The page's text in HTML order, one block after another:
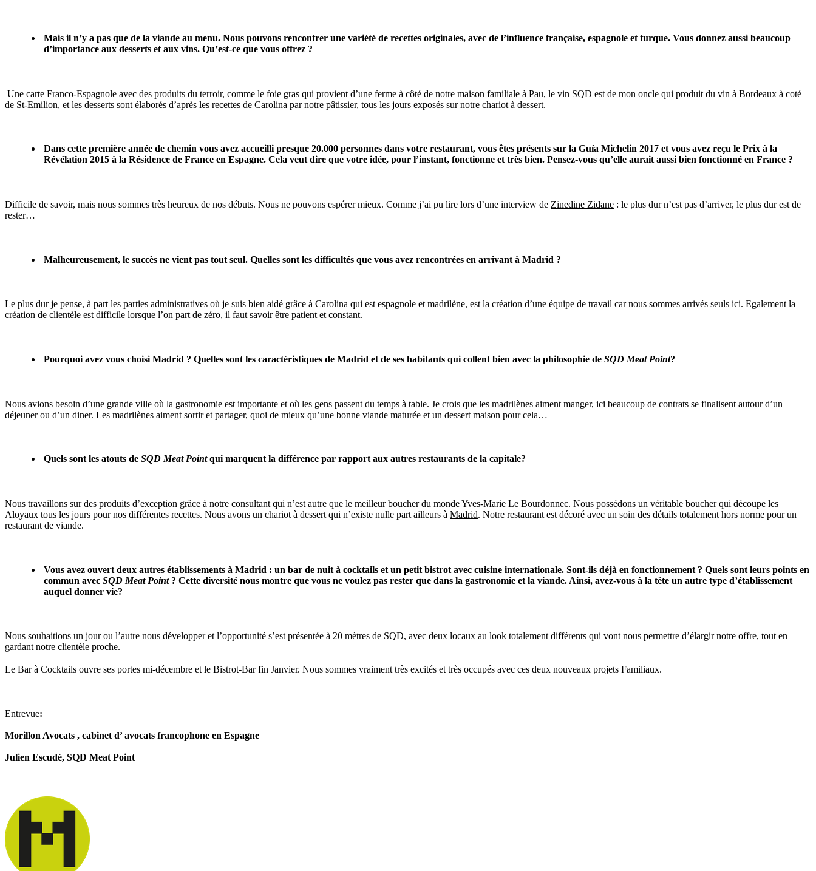
Mais il n’y a pas que de la viande au menu. Nous pouvons rencontrer une variété de recettes originales, avec de l’influence française, espagnole et turque. Vous donnez aussi beaucoup
d’importance aux desserts et aux vins. Qu’est-ce que vous offrez ?
Une carte Franco-Espagnole avec des produits du terroir, comme le foie gras qui provient d’une ferme à côté de notre maison familiale à Pau, le vin SQD est de mon oncle qui produit du vin à Bordeaux à coté
de St-Emilion, et les desserts sont élaborés d’après les recettes de Carolina par notre pâtissier, tous les jours exposés sur notre chariot à dessert.
Dans cette première année de chemin vous avez accueilli presque 20.000 personnes dans votre restaurant, vous êtes présents sur la Guía Michelin 2017 et vous avez reçu le Prix à la
Révélation 2015 à la Résidence de France en Espagne. Cela veut dire que votre idée, pour l’instant, fonctionne et très bien. Pensez-vous qu’elle aurait aussi bien fonctionné en France ?
Difficile de savoir, mais nous sommes très heureux de nos débuts. Nous ne pouvons espérer mieux. Comme j’ai pu lire lors d’une interview de Zinedine Zidane : le plus dur n’est pas d’arriver, le plus dur est de
rester…
Malheureusement, le succès ne vient pas tout seul. Quelles sont les difficultés que vous avez rencontrées en arrivant à Madrid ?
Le plus dur je pense, à part les parties administratives où je suis bien aidé grâce à Carolina qui est espagnole et madrilène, est la création d’une équipe de travail car nous sommes arrivés seuls ici. Egalement la
création de clientèle est difficile lorsque l’on part de zéro, il faut savoir être patient et constant.
Pourquoi avez vous choisi Madrid ? Quelles sont les caractéristiques de Madrid et de ses habitants qui collent bien avec la philosophie de SQD Meat Point?
Nous avions besoin d’une grande ville où la gastronomie est importante et où les gens passent du temps à table. Je crois que les madrilènes aiment manger, ici beaucoup de contrats se finalisent autour d’un
déjeuner ou d’un diner. Les madrilènes aiment sortir et partager, quoi de mieux qu’une bonne viande maturée et un dessert maison pour cela…
Quels sont les atouts de SQD Meat Pointqui marquent la différence par rapport aux autres restaurants de la capitale?
Nous travaillons sur des produits d’exception grâce à notre consultant qui n’est autre que le meilleur boucher du monde Yves-Marie Le Bourdonnec. Nous possédons un véritable boucher qui découpe les
Aloyaux tous les jours pour nos différentes recettes. Nous avons un chariot à dessert qui n’existe nulle part ailleurs à Madrid. Notre restaurant est décoré avec un soin des détails totalement hors norme pour un
restaurant de viande.
Vous avez ouvert deux autres établissements à Madrid : un bar de nuit à cocktails et un petit bistrot avec cuisine internationale. Sont-ils déjà en fonctionnement ? Quels sont leurs points en
commun avec SQD Meat Point ? Cette diversité nous montre que vous ne voulez pas rester que dans la gastronomie et la viande. Ainsi, avez-vous à la tête un autre type d’établissement
auquel donner vie?
Nous souhaitions un jour ou l’autre nous développer et l’opportunité s’est présentée à 20 mètres de SQD, avec deux locaux au look totalement différents qui vont nous permettre d’élargir notre offre, tout en
gardant notre clientèle proche.
Le Bar à Cocktails ouvre ses portes mi-décembre et le Bistrot-Bar fin Janvier. Nous sommes vraiment très excités et très occupés avec ces deux nouveaux projets Familiaux.
Entrevue:
Morillon Avocats , cabinet d’ avocats francophone en Espagne
Julien Escudé, SQD Meat Point